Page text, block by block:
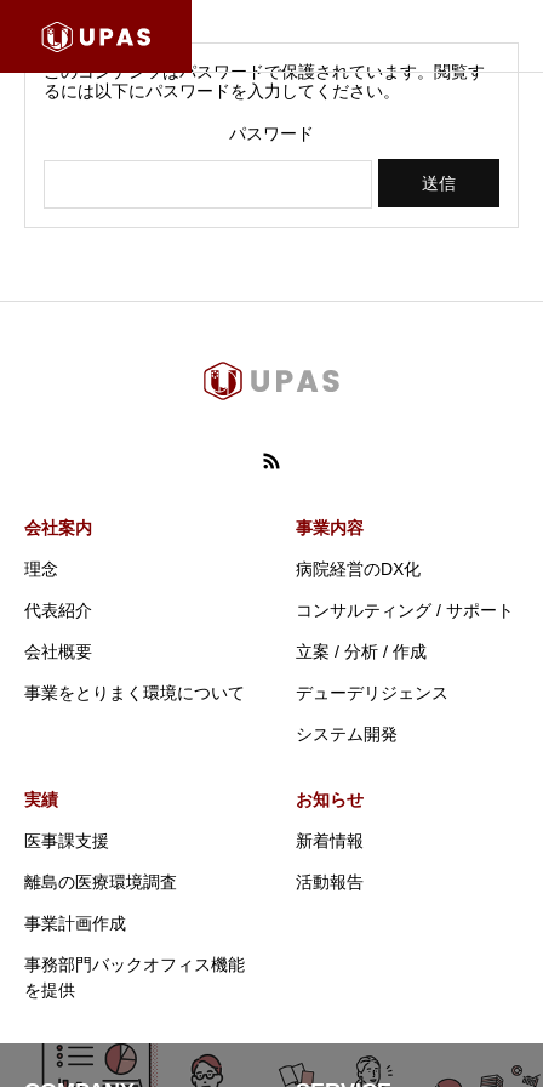
このコンテンツはパスワードで保護されています。閲覧す
るには以下にパスワードを入力してください。
パスワード
会社案内
理念
代表紹介
会社概要
事業をとりまく環境について
事業内容
病院経営のDX化
コンサルティング / サポート
立案 / 分析 / 作成
デューデリジェンス
システム開発
実績
医事課支援
離島の医療環境調査
事業計画作成
事務部門バックオフィス機能
を提供
お知らせ
新着情報
活動報告